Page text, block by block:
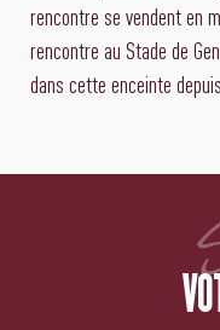
rencontre se vendent en
rencontre au Stade de
dans cette enceinte